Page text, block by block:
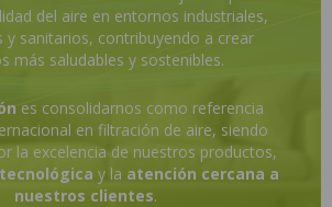
del aire en entornos industriales,
y sanitarios, contribuyendo a crear
más saludables y sostenibles.
es consolidarnos como referencia
en filtración de aire, siendo
la excelencia de nuestros productos,
y la atención cercana a
nuestros clientes.